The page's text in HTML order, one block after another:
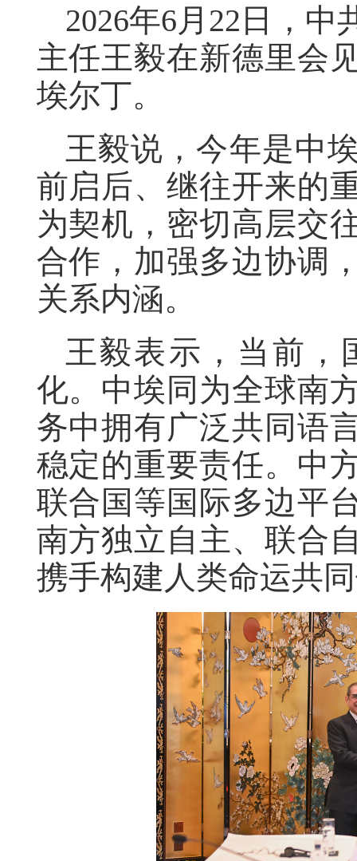
2026年6月22日，
主任王毅在新德里会
埃尔丁。
王毅说，今年是中
前启后、继往开来的
为契机，密切高层交
合作，加强多边协调
关系内涵。
王毅表示，当前，
化。中埃同为全球南
务中拥有广泛共同语
稳定的重要责任。中
联合国等国际多边平
南方独立自主、联合
携手构建人类命运共